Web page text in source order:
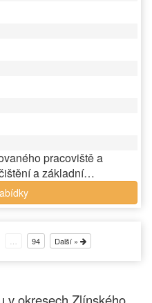
pracoviště a
a základní…
94 Další »